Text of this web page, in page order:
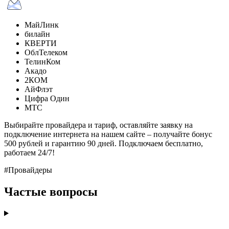
МайЛинк
билайн
КВЕРТИ
ОблТелеком
ТелинКом
Акадо
2КОМ
АйФлэт
Цифра Один
МТС
Выбирайте провайдера и тариф, оставляйте заявку на
подключение интернета на нашем сайте – получайте бонус
500 рублей и гарантию 90 дней. Подключаем бесплатно,
работаем 24/7!
#Провайдеры
Частые вопросы